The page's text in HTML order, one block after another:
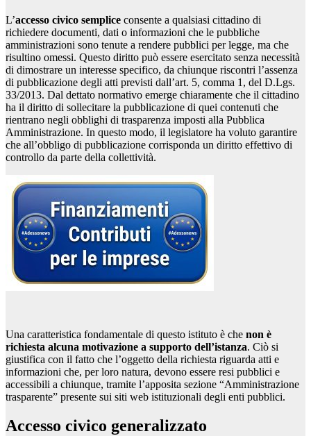
L’accesso civico semplice consente a qualsiasi cittadino di
richiedere documenti, dati o informazioni che le pubbliche
amministrazioni sono tenute a rendere pubblici per legge, ma che
risultino omessi. Questo diritto può essere esercitato senza necessità
di dimostrare un interesse specifico, da chiunque riscontri l’assenza
di pubblicazione degli atti previsti dall’art. 5, comma 1, del D.Lgs.
33/2013. Dal dettato normativo emerge chiaramente che il cittadino
ha il diritto di sollecitare la pubblicazione di quei contenuti che
rientrano negli obblighi di trasparenza imposti alla Pubblica
Amministrazione. In questo modo, il legislatore ha voluto garantire
che all’obbligo di pubblicazione corrisponda un diritto effettivo di
controllo da parte della collettività.
Una caratteristica fondamentale di questo istituto è che non è
richiesta alcuna motivazione a supporto dell’istanza. Ciò si
giustifica con il fatto che l’oggetto della richiesta riguarda atti e
informazioni che, per loro natura, devono essere resi pubblici e
accessibili a chiunque, tramite l’apposita sezione “Amministrazione
trasparente” presente sui siti web istituzionali degli enti pubblici.
Accesso civico generalizzato